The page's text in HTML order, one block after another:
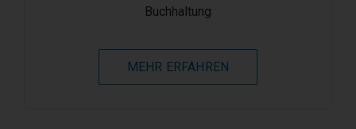
Buchhaltung
MEHR ERFAHREN